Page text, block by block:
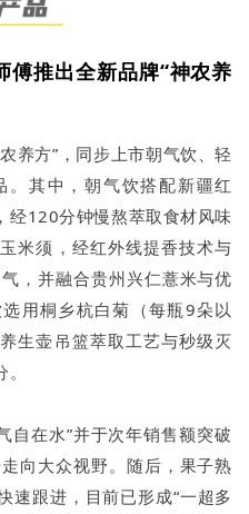
傅推出全新品牌“神农养
养方”，同步上市朝气饮、轻
其中，朝气饮搭配新疆红
经120分钟慢熬萃取食材风味
米须，经红外线提香技术与
，并融合贵州兴仁薏米与优
用桐乡杭白菊（每瓶9朵以
生壶吊篮萃取工艺与秒级灭
自在水”并于次年销售额突破
向大众视野。随后，果子熟
速跟进，目前已形成“一超多